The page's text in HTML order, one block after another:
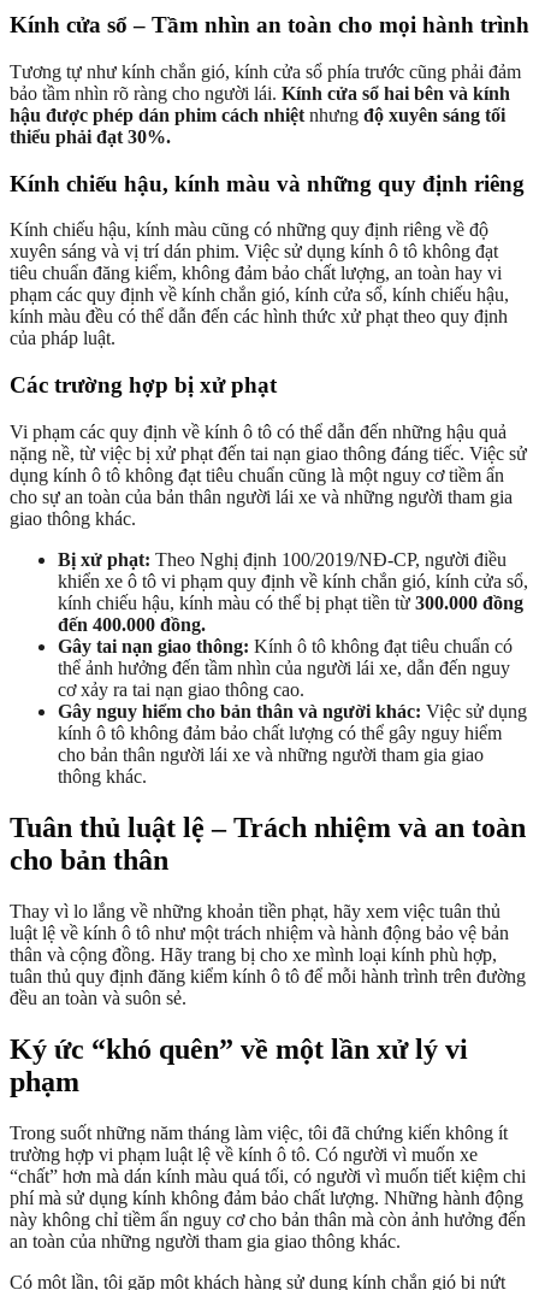
Kính cửa sổ – Tầm nhìn an toàn cho mọi hành trình
Tương tự như kính chắn gió, kính cửa sổ phía trước cũng phải đảm
bảo tầm nhìn rõ ràng cho người lái. Kính cửa sổ hai bên và kính
hậu được phép dán phim cách nhiệt nhưng độ xuyên sáng tối
thiểu phải đạt 30%.
Kính chiếu hậu, kính màu và những quy định riêng
Kính chiếu hậu, kính màu cũng có những quy định riêng về độ
xuyên sáng và vị trí dán phim. Việc sử dụng kính ô tô không đạt
tiêu chuẩn đăng kiểm, không đảm bảo chất lượng, an toàn hay vi
phạm các quy định về kính chắn gió, kính cửa sổ, kính chiếu hậu,
kính màu đều có thể dẫn đến các hình thức xử phạt theo quy định
của pháp luật.
Các trường hợp bị xử phạt
Vi phạm các quy định về kính ô tô có thể dẫn đến những hậu quả
nặng nề, từ việc bị xử phạt đến tai nạn giao thông đáng tiếc. Việc sử
dụng kính ô tô không đạt tiêu chuẩn cũng là một nguy cơ tiềm ẩn
cho sự an toàn của bản thân người lái xe và những người tham gia
giao thông khác.
Bị xử phạt: Theo Nghị định 100/2019/NĐ-CP, người điều
khiển xe ô tô vi phạm quy định về kính chắn gió, kính cửa sổ,
kính chiếu hậu, kính màu có thể bị phạt tiền từ 300.000 đồng
đến 400.000 đồng.
Gây tai nạn giao thông: Kính ô tô không đạt tiêu chuẩn có
thể ảnh hưởng đến tầm nhìn của người lái xe, dẫn đến nguy
cơ xảy ra tai nạn giao thông cao.
Gây nguy hiểm cho bản thân và người khác: Việc sử dụng
kính ô tô không đảm bảo chất lượng có thể gây nguy hiểm
cho bản thân người lái xe và những người tham gia giao
thông khác.
Tuân thủ luật lệ – Trách nhiệm và an toàn
cho bản thân
Thay vì lo lắng về những khoản tiền phạt, hãy xem việc tuân thủ
luật lệ về kính ô tô như một trách nhiệm và hành động bảo vệ bản
thân và cộng đồng. Hãy trang bị cho xe mình loại kính phù hợp,
tuân thủ quy định đăng kiểm kính ô tô để mỗi hành trình trên đường
đều an toàn và suôn sẻ.
Ký ức “khó quên” về một lần xử lý vi
phạm
Trong suốt những năm tháng làm việc, tôi đã chứng kiến không ít
trường hợp vi phạm luật lệ về kính ô tô. Có người vì muốn xe
“chất” hơn mà dán kính màu quá tối, có người vì muốn tiết kiệm chi
phí mà sử dụng kính không đảm bảo chất lượng. Những hành động
này không chỉ tiềm ẩn nguy cơ cho bản thân mà còn ảnh hưởng đến
an toàn của những người tham gia giao thông khác.
Có một lần, tôi gặp một khách hàng sử dụng kính chắn gió bị nứt